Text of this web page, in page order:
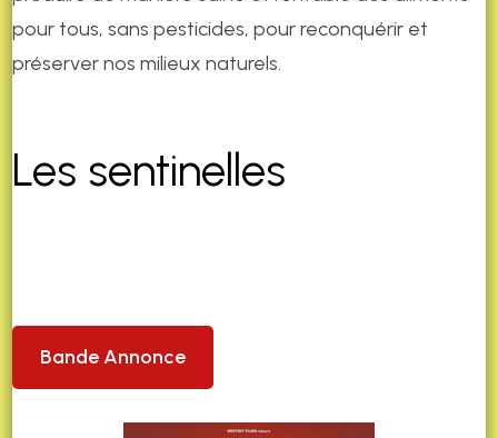
pour tous, sans pesticides, pour reconquérir et
préserver nos milieux naturels.
Les sentinelles
Bande Annonce